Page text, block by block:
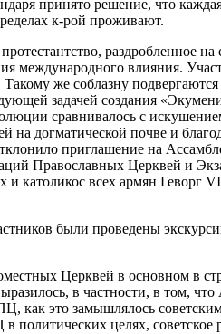
принято решение, что
к-рой проживают.
раздробленное
международного влияния.
же соблазну
задачей создания
сравнивалось с
на догматической почве и
приглашение на
Православных Церквей и
католикос всех армян
были проведены
Церквей в основном в
в частности, в том,
как это замышлялось
целях, советское